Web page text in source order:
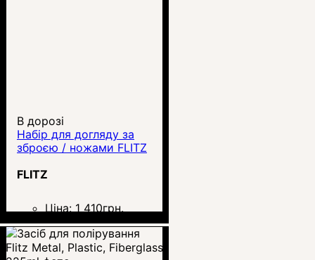
В дорозі
Набір для догляду за
зброєю / ножами FLITZ
FLITZ
Ціна: 1 410грн.